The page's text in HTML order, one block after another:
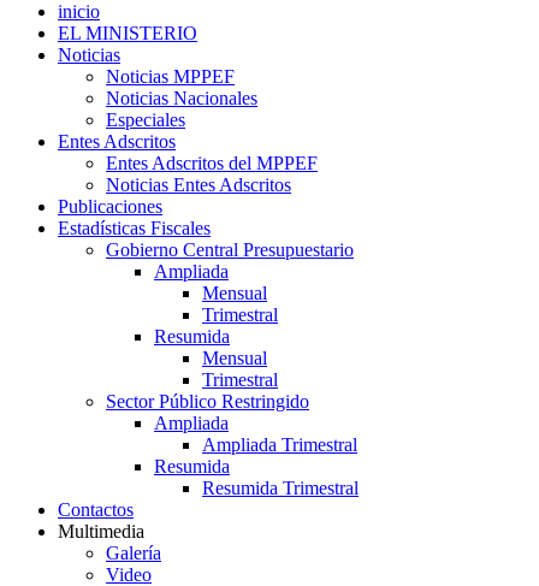
inicio
EL MINISTERIO
Noticias
Noticias MPPEF
Noticias Nacionales
Especiales
Entes Adscritos
Entes Adscritos del MPPEF
Noticias Entes Adscritos
Publicaciones
Estadísticas Fiscales
Gobierno Central Presupuestario
Ampliada
Mensual
Trimestral
Resumida
Mensual
Trimestral
Sector Público Restringido
Ampliada
Ampliada Trimestral
Resumida
Resumida Trimestral
Contactos
Multimedia
Galería
Video